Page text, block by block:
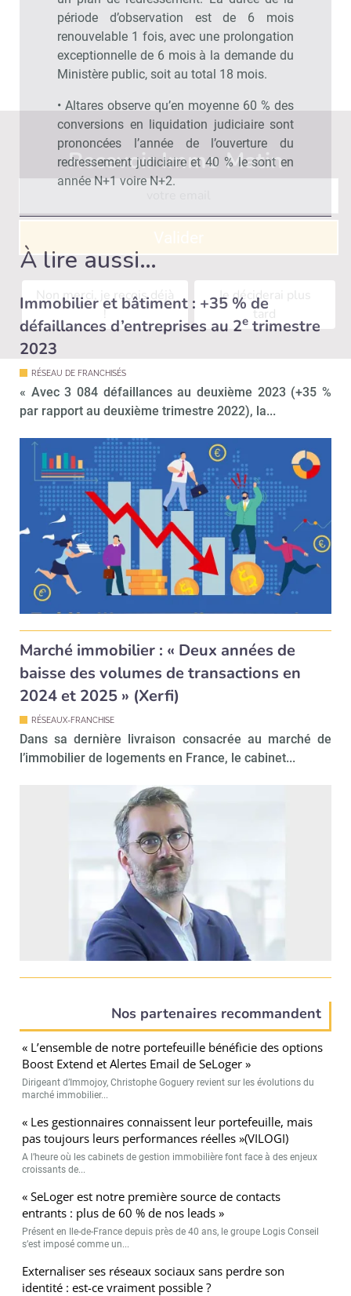
période d’observation est de 6 mois
renouvelable 1 fois, avec une prolongation
exceptionnelle de 6 mois à la demande du
Ministère public, soit au total 18 mois.
• Altares observe qu’en moyenne 60 % des
conversions en liquidation judiciaire sont
prononcées l’année de l’ouverture du
redressement judiciaire et 40 % le sont en
année N+1 voire N+2.
À lire aussi…
Immobilier et bâtiment : +35 % de
défaillances d’entreprises au 2e trimestre
2023
RÉSEAU DE FRANCHISÉS
« Avec 3 084 défaillances au deuxième 2023 (+35 %
par rapport au deuxième trimestre 2022), la...
Marché immobilier : « Deux années de
baisse des volumes de transactions en
2024 et 2025 » (Xerfi)
RÉSEAUX-FRANCHISE
Dans sa dernière livraison consacrée au marché de
l’immobilier de logements en France, le cabinet...
Nos partenaires recommandent
« L’ensemble de notre portefeuille bénéficie des options
Boost Extend et Alertes Email de SeLoger »
Dirigeant d’Immojoy, Christophe Goguery revient sur les évolutions du
marché immobilier...
« Les gestionnaires connaissent leur portefeuille, mais
pas toujours leurs performances réelles »(VILOGI)
A l’heure où les cabinets de gestion immobilière font face à des enjeux
croissants de...
« SeLoger est notre première source de contacts
entrants : plus de 60 % de nos leads »
Présent en Ile-de-France depuis près de 40 ans, le groupe Logis Conseil
s’est imposé comme un...
Externaliser ses réseaux sociaux sans perdre son
identité : est-ce vraiment possible ?
Recevoir Immo Matin
Non merci, je reçois déjà
!
Je déciderai plus
tard